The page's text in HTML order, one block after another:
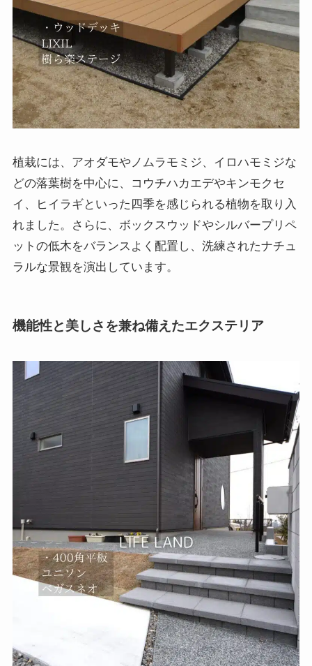
植栽には、アオダモやノムラモミジ、イロハモミジな
どの落葉樹を中心に、コウチハカエデやキンモクセ
イ、ヒイラギといった四季を感じられる植物を取り入
れました。さらに、ボックスウッドやシルバープリペ
ットの低木をバランスよく配置し、洗練されたナチュ
ラルな景観を演出しています。
機能性と美しさを兼ね備えたエクステリア